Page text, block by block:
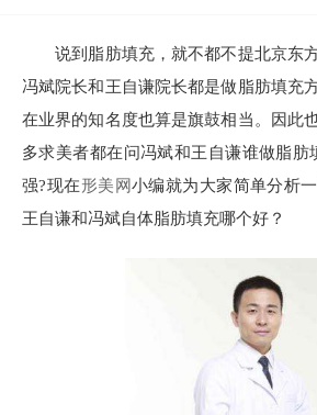
说到脂肪填充，就不都不提北京东
冯斌院长和王自谦院长都是做脂肪填充
在业界的知名度也算是旗鼓相当。因此
多求美者都在问冯斌和王自谦谁做脂肪
强?现在形美网小编就为大家简单分析
王自谦和冯斌自体脂肪填充哪个好？